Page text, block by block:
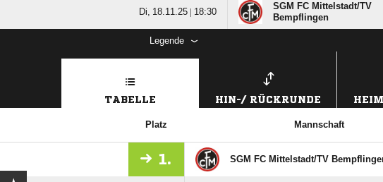
  | 
SGM FC Mittelstadt/​TV
Bempflingen
Legende
TABELLE HIN-/ RÜCKRUNDE
Platz Mannschaft
1. SGM FC Mittelstadt/​TV